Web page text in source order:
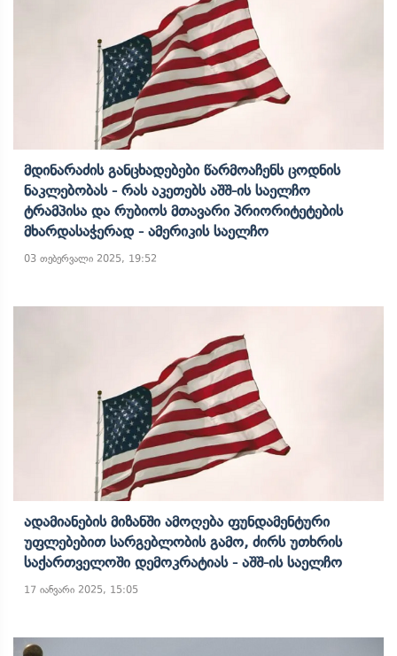
Მდინარაძის Განცხადებები Წარმოაჩენს Ცოდნის
Ნაკლებობას - Რას Აკეთებს Აშშ-Ის Საელჩო
Ტრამპისა Და Რუბიოს Მთავარი Პრიორიტეტების
Მხარდასაჭერად - Ამერიკის Საელჩო
03 თებერვალი 2025, 19:52
Ადამიანების Მიზანში Ამოღება Ფუნდამენტური
Უფლებებით Სარგებლობის Გამო, Ძირს Უთხრის
Საქართველოში Დემოკრატიას - Აშშ-Ის Საელჩო
17 იანვარი 2025, 15:05